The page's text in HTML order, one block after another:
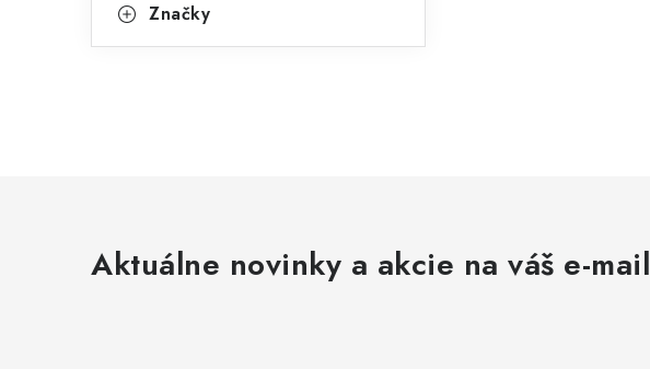
Značky
Aktuálne novinky a akcie na váš e-mail